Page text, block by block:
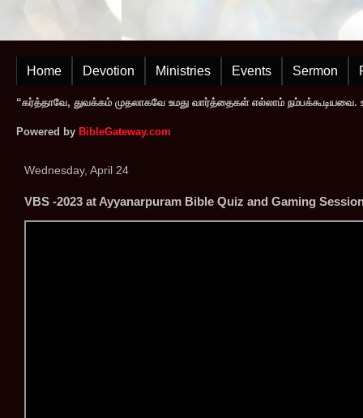
Home Devotion Ministries Events Sermon
“கர்த்தாவே, துவக்கம் முதலாகவே உமது வார்த்தைகள் எல்லாம் நம்பக்கூடியவை.
Powered by BibleGateway.com
Wednesday, April 24
VBS -2023 at Ayyanarpuram Bible Quiz and Gaming